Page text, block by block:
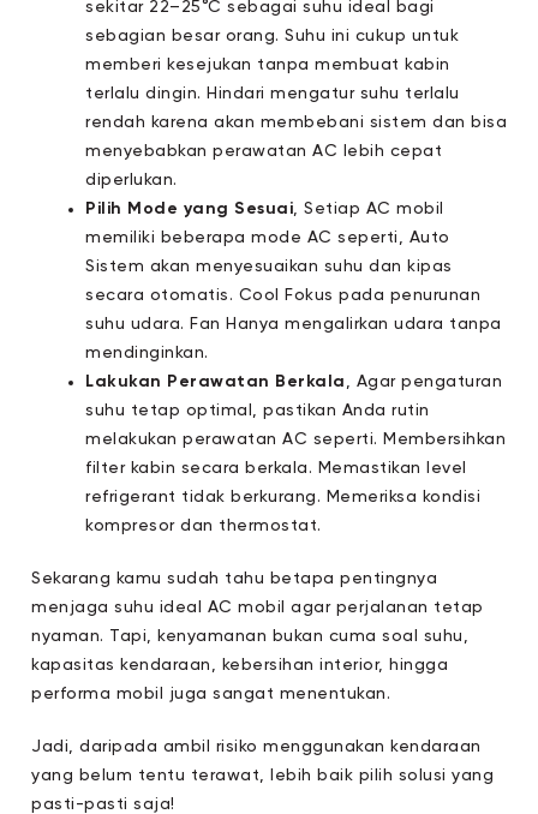
sekitar 22–25°C sebagai suhu ideal bagi
sebagian besar orang. Suhu ini cukup untuk
memberi kesejukan tanpa membuat kabin
terlalu dingin. Hindari mengatur suhu terlalu
rendah karena akan membebani sistem dan bisa
menyebabkan perawatan AC lebih cepat
diperlukan.
Pilih Mode yang Sesuai, Setiap AC mobil
memiliki beberapa mode AC seperti, Auto
Sistem akan menyesuaikan suhu dan kipas
secara otomatis. Cool Fokus pada penurunan
suhu udara. Fan Hanya mengalirkan udara tanpa
mendinginkan.
Lakukan Perawatan Berkala , Agar pengaturan
suhu tetap optimal, pastikan Anda rutin
melakukan perawatan AC seperti. Membersihkan
filter kabin secara berkala. Memastikan level
refrigerant tidak berkurang. Memeriksa kondisi
kompresor dan thermostat.
Sekarang kamu sudah tahu betapa pentingnya
menjaga suhu ideal AC mobil agar perjalanan tetap
nyaman. Tapi, kenyamanan bukan cuma soal suhu,
kapasitas kendaraan, kebersihan interior, hingga
performa mobil juga sangat menentukan.
Jadi, daripada ambil risiko menggunakan kendaraan
yang belum tentu terawat, lebih baik pilih solusi yang
pasti-pasti saja!